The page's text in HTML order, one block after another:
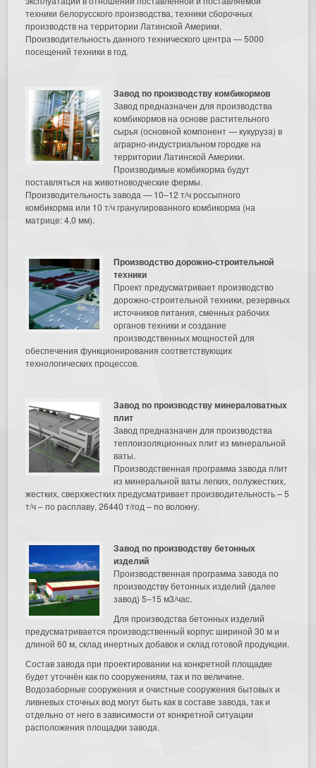
техники белорусского производства, техники сборочных
производств на территории Латинской Америки.
Производительность данного технического центра — 5000
посещений техники в год.
Завод по производству комбикормов
Завод предназначен для производства
комбикормов на основе растительного
сырья (основной компонент — кукуруза) в
аграрно-индустриальном городке на
территории Латинской Америки.
Производимые комбикорма будут
поставляться на животноводческие фермы.
Производительность завода — 10–12 т/ч россыпного
комбикорма или 10 т/ч гранулированного комбикорма (на
матрице: 4,0 мм).
Производство дорожно-строительной
техники
Проект предусматривает производство
дорожно-строительной техники, резервных
источников питания, сменных рабочих
органов техники и создание
производственных мощностей для
обеспечения функционирования соответствующих
технологических процессов.
Завод по производству минераловатных
плит
Завод предназначен для производства
теплоизоляционных плит из минеральной
ваты.
Производственная программа завода плит
из минеральной ваты легких, полужестких,
жестких, сверхжестких предусматривает производительность – 5
т/ч – по расплаву, 26440 т/год – по волокну.
Завод по производству бетонных
изделий
Производственная программа завода по
производству бетонных изделий (далее
завод) 5–15 м3/час.
Для производства бетонных изделий
предусматривается производственный корпус шириной 30 м и
длиной 60 м, склад инертных добавок и склад готовой продукции.
Состав завода при проектировании на конкретной площадке
будет уточнён как по сооружениям, так и по величине.
Водозаборные сооружения и очистные сооружения бытовых и
ливневых сточных вод могут быть как в составе завода, так и
отдельно от него в зависимости от конкретной ситуации
расположения площадки завода.